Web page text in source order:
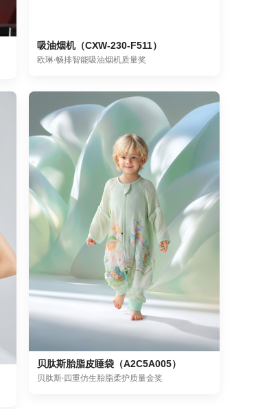
吸油烟机（CXW-230-F511）
欧琳·畅排智能吸油烟机质量奖
贝肽斯胎脂皮睡袋（A2C5A005）
贝肽斯·四重仿生胎脂柔护质量金奖